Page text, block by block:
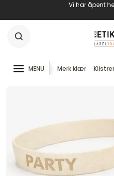
Vi har åpent
MENU Merk klær